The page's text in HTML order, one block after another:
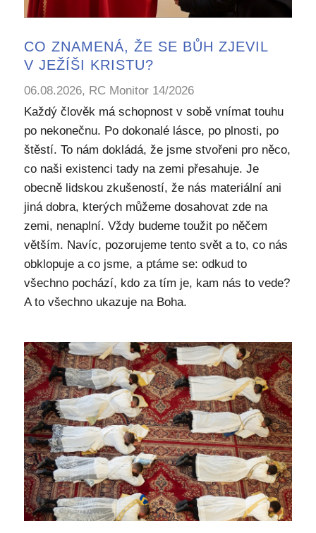
CO ZNAMENÁ, ŽE SE BŮH ZJEVIL
V JEŽÍŠI KRISTU?
06.08.2026, RC Monitor 14/2026
Každý člověk má schopnost v sobě vnímat touhu
po nekonečnu. Po dokonalé lásce, po plnosti, po
štěstí. To nám dokládá, že jsme stvořeni pro něco,
co naši existenci tady na zemi přesahuje. Je
obecně lidskou zkušeností, že nás materiální ani
jiná dobra, kterých můžeme dosahovat zde na
zemi, nenaplní. Vždy budeme toužit po něčem
větším. Navíc, pozorujeme tento svět a to, co nás
obklopuje a co jsme, a ptáme se: odkud to
všechno pochází, kdo za tím je, kam nás to vede?
A to všechno ukazuje na Boha.